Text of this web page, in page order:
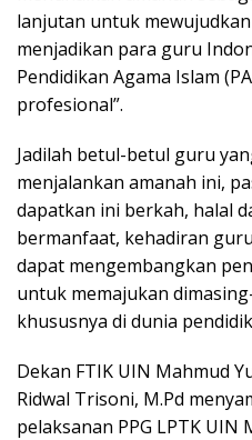
lanjutan untuk
menjadikan para guru
Pendidikan Agama Islam
profesional”.
Jadilah betul-betul guru
menjalankan amanah ini,
dapatkan ini berkah, halal
bermanfaat, kehadiran
dapat mengembangkan
untuk memajukan
khususnya di dunia
Dekan FTIK UIN Mahmud
Ridwal Trisoni, M.Pd
pelaksanan PPG LPTK UIN